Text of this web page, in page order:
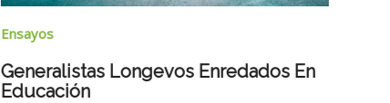
Ensayos
Generalistas Longevos Enredados En
Educación